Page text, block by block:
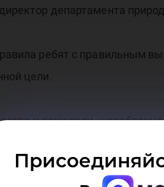
департамента
ребят с правильным
цели.
и пожелали
к учебе, углубленно изучая
предприятиях и в